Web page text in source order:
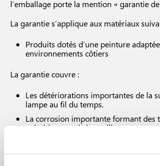
l’emballage porte la mention « garantie
La garantie s’applique aux matériaux
Produits dotés d’une peinture
environnements côtiers
La garantie couvre :
Les détériorations importantes de la
lampe au fil du temps.
La corrosion importante formant des
métal à cause de la rouille.